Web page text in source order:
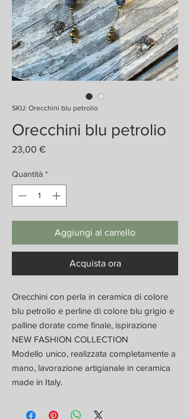
SKU: Orecchini blu petrolio
Orecchini blu petrolio
23,00 €Prezzo
Quantità *
Aggiungi al carrello
Acquista ora
Orecchini con perla in ceramica di colore
blu petrolio e perline di colore blu grigio e
palline dorate come finale, ispirazione
NEW FASHION COLLECTION
Modello unico, realizzata completamente a
mano, lavorazione artigianale in ceramica
made in Italy.